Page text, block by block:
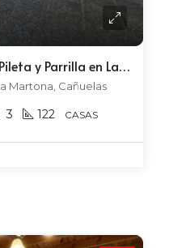
Casa de 5 Ambientes con Pileta y Parrilla en La Martona (Casco Viejo)
Martona, Cañuelas
3 122 CASAS